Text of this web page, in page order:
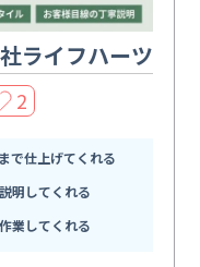
ライフハーツ
2
で仕上げてくれる
明してくれる
業してくれる